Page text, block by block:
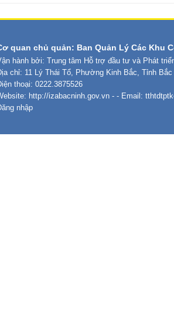
quan chủ quản: Ban Quản Lý Các Khu
hành bởi: Trung tâm Hỗ trợ đầu tư và Phát
chỉ: 11 Lý Thái Tổ, Phường Kinh Bắc, Tỉnh Bắc
thoại: 0222.3875526
http://izabacninh.gov.vn - - Email:
nhập